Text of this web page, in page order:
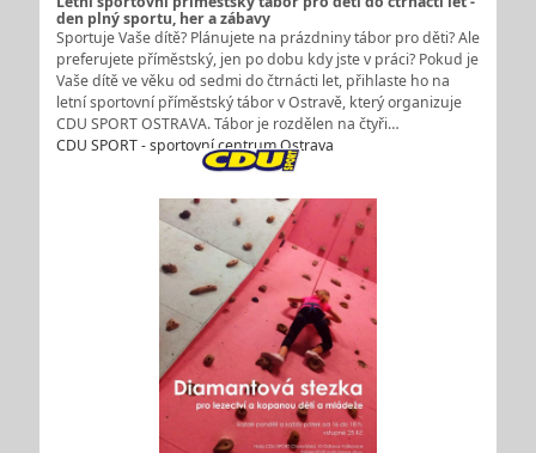
den plný sportu, her a zábavy
Sportuje Vaše dítě? Plánujete na prázdniny tábor pro děti? Ale
preferujete příměstský, jen po dobu kdy jste v práci? Pokud je
Vaše dítě ve věku od sedmi do čtrnácti let, přihlaste ho na
letní sportovní příměstský tábor v Ostravě, který organizuje
CDU SPORT OSTRAVA. Tábor je rozdělen na čtyři…
CDU SPORT - sportovní centrum Ostrava